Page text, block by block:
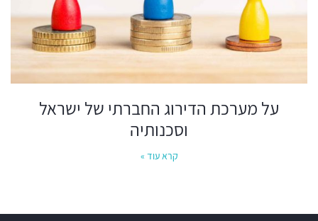
על מערכת הדירוג החברתי של ישראל
וסכנותיה
קרא עוד »